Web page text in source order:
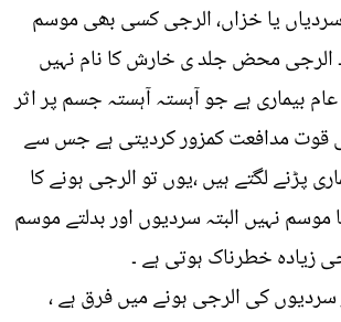
یا خزاں، الرجی کسی بھی موسم
الرجی محض جلد ی خارش کا نام نہیں
بیماری ہے جو آہستہ آہستہ جسم پر اثر
قوت مدافعت کمزور کردیتی ہے جس سے
پڑنے لگتے ہیں ،یوں تو الرجی ہونے کا
نہیں البتہ سردیوں اور بدلتے موسم
زیادہ خطرناک ہوتی ہے ۔
کی الرجی ہونے میں فرق ہے ،